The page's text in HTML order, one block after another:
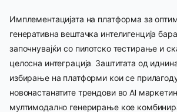
Имплементацијата на платформа за
генеративна вештачка интелигенција
започнувајќи со пилотско тестирање и
целосна интеграција. Заштитата од
избирање на платформи кои се
новонастанатите трендови во AI
мултимодално генерирање кое